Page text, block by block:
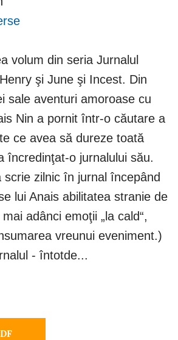
volum din seria Jurnalul
şi June şi Incest. Din
sale aventuri amoroase cu
Nin a pornit într-o căutare a
ce avea să dureze toată
încredinţat-o jurnalului său.
scrie zilnic în jurnal începând
lui Anais abilitatea stranie de
adânci emoţii „la cald“,
vreunui eveniment.)
- întotde...